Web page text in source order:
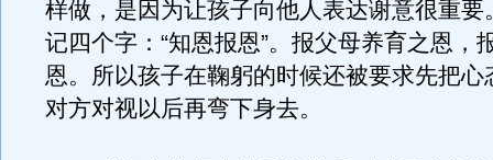
样做，是因为让孩子向他人表达谢意很重要
记四个字：“知恩报恩”。报父母养育之恩，
恩。所以孩子在鞠躬的时候还被要求先把心
对方对视以后再弯下身去。